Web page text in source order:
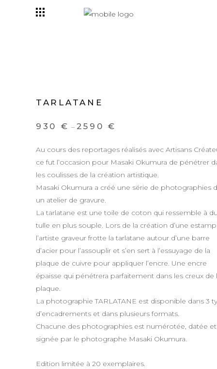
TARLATANE
930 € – 2590€
Au cours des reportages réalisés avec Artisans
ce fut l’occasion pour Masaki Okumura de pénétrer
les coulisses de la création artistique.
Masaki Okumura a créé une série de photographies
un atelier de gravure.
La tarlatane est une toile de coton qui ressemble à
tulle en plus souple. Lors de la création d’une
l’artiste graveur frotte la tarlatane autour d’une barre
d’acier pour l’assouplir et s’en sert à l’essuyage de la
plaque de cuivre pour appliquer l’encre. Une encre
épaisse qui pénétrera parfaitement dans les creux de
plaque.
La photographie TARLATANE est disponible dans 3
d’encadrements et dans plusieurs formats.
Chacune des photographies est numérotée, datée et
signée par le photographe Masaki Okumura.
Edition limitée à 20 exemplaires.